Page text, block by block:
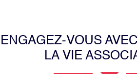
ENGAGEZ-VOUS
LA VIE